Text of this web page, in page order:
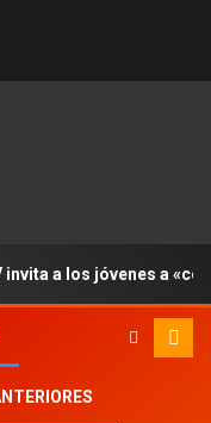
invita a los jóvenes a